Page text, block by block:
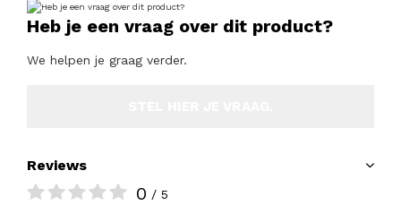
Heb je een vraag over dit product?
We helpen je graag verder.
Reviews
0 / 5